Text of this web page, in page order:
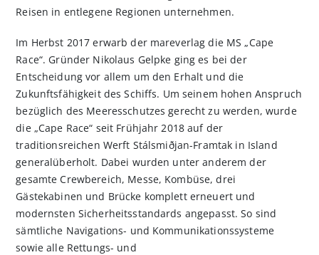
Reisen in entlegene Regionen unternehmen.
Im Herbst 2017 erwarb der mareverlag die MS „Cape
Race“. Gründer Nikolaus Gelpke ging es bei der
Entscheidung vor allem um den Erhalt und die
Zukunftsfähigkeit des Schiffs. Um seinem hohen Anspruch
bezüglich des Meeresschutzes gerecht zu werden, wurde
die „Cape Race“ seit Frühjahr 2018 auf der
traditionsreichen Werft Stálsmiðjan-Framtak in Island
generalüberholt. Dabei wurden unter anderem der
gesamte Crewbereich, Messe, Kombüse, drei
Gästekabinen und Brücke komplett erneuert und
modernsten Sicherheitsstandards angepasst. So sind
sämtliche Navigations- und Kommunikationssysteme
sowie alle Rettungs- und